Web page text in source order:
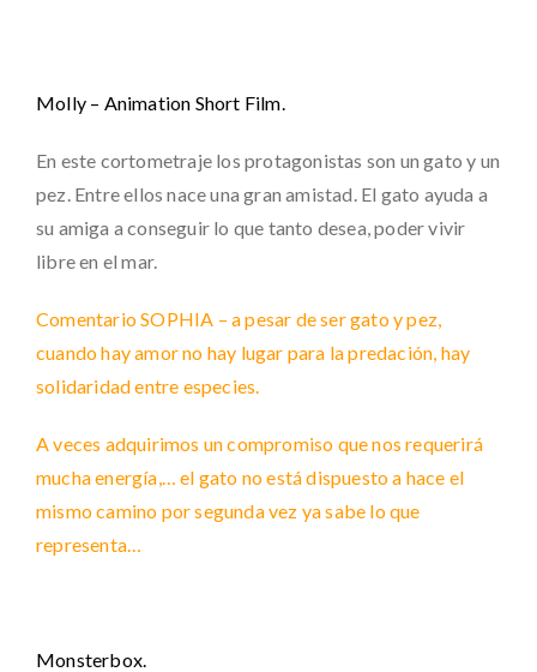
Molly – Animation Short Film.
En este cortometraje los protagonistas son un gato y un
pez. Entre ellos nace una gran amistad. El gato ayuda a
su amiga a conseguir lo que tanto desea, poder vivir
libre en el mar.
Comentario SOPHIA – a pesar de ser gato y pez,
cuando hay amor no hay lugar para la predación, hay
solidaridad entre especies.
A veces adquirimos un compromiso que nos requerirá
mucha energía,… el gato no está dispuesto a hace el
mismo camino por segunda vez ya sabe lo que
representa…
Monsterbox.